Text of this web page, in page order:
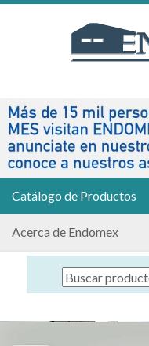
Catálogo de Productos
Acerca de Endomex